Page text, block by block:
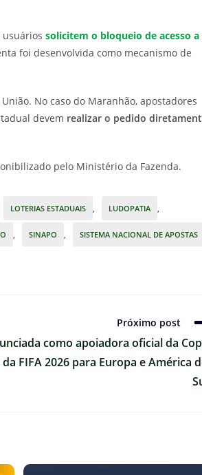
solicitem o bloqueio de acesso a
foi desenvolvida como mecanismo de
No caso do Maranhão, apostadores
devem realizar o pedido
pelo Ministério da Fazenda.
LOTERIAS ESTADUAIS , LUDOPATIA ,
, SINAPO , SISTEMA NACIONAL DE APOSTAS
Próximo post
como apoiadora oficial da
FIFA 2026 para Europa e América